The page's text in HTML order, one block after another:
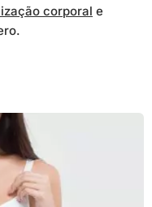
corporal e